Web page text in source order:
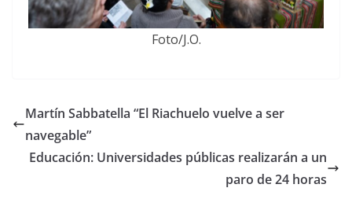
Foto/J.O.
Martín Sabbatella “El Riachuelo vuelve a ser
navegable”
Educación: Universidades públicas realizarán a un
paro de 24 horas